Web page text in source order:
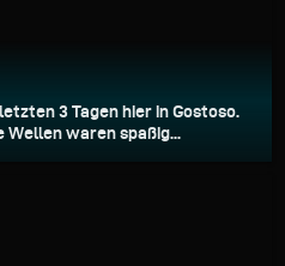
3 Tagen hier in Gostoso.
Wellen waren spaßig...